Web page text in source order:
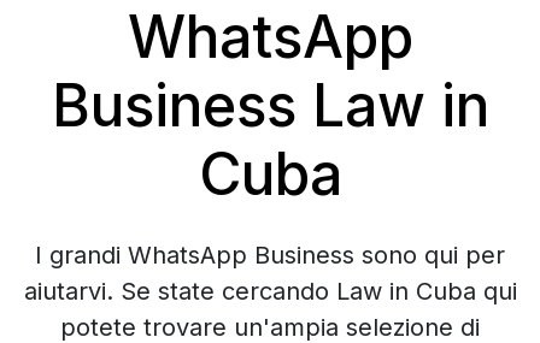
WhatsApp
Business Law in
Cuba
I grandi WhatsApp Business sono qui per
aiutarvi. Se state cercando Law in Cuba qui
potete trovare un'ampia selezione di